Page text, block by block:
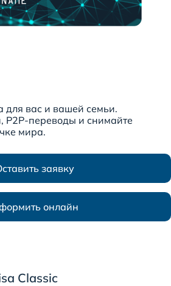
для вас и вашей семьи.
P2P-переводы и снимайте
мира.
заявку
онлайн
Classic